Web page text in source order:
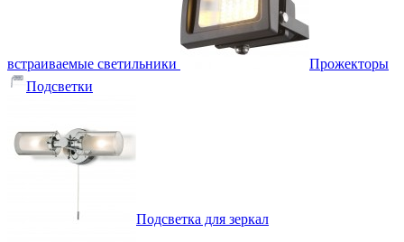
встраиваемые светильники
Прожекторы
Подсветки
Подсветка для зеркал